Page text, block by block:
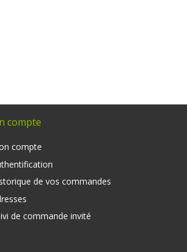
compte
compte
de vos commandes
de commande invité